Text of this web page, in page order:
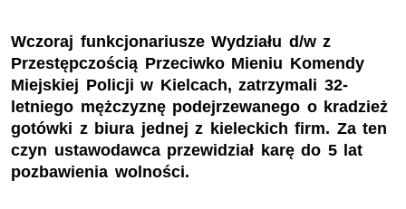
Wczoraj funkcjonariusze Wydziału d/w z
Przestępczością Przeciwko Mieniu Komendy
Miejskiej Policji w Kielcach, zatrzymali 32-
letniego mężczyznę podejrzewanego o kradzież
gotówki z biura jednej z kieleckich firm. Za ten
czyn ustawodawca przewidział karę do 5 lat
pozbawienia wolności.